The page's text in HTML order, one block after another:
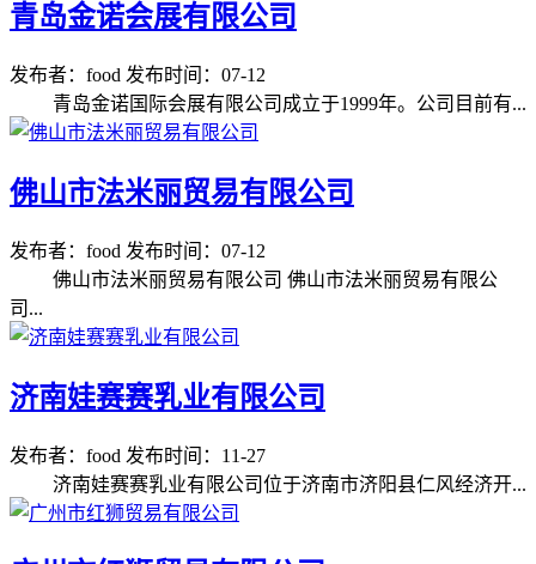
青岛金诺会展有限公司
发布者：food 发布时间：07-12
青岛金诺国际会展有限公司成立于1999年。公司目前有...
佛山市法米丽贸易有限公司
发布者：food 发布时间：07-12
佛山市法米丽贸易有限公司 佛山市法米丽贸易有限公
司...
济南娃赛赛乳业有限公司
发布者：food 发布时间：11-27
济南娃赛赛乳业有限公司位于济南市济阳县仁风经济开...